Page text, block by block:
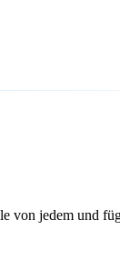
von jedem und